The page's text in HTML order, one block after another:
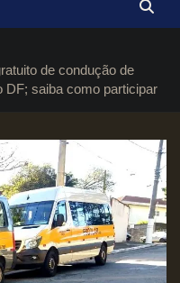
de condução de
DF; saiba como participar